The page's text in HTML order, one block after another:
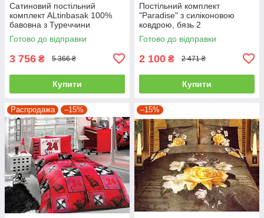
Сатиновий постільний
комплект ALtinbasak 100%
бавовна з Туреччини
двоспальний - євро
Готово до відправки
3 756 ₴ 5 366 ₴
Купити
Постільний комплект
"Paradise" з силіконовою
ковдрою, бязь 2
Готово до відправки
2 100 ₴ 2 471 ₴
Купити
Распродажа –15% –15%